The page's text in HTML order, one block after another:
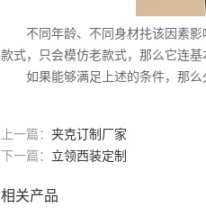
不同年龄、不同身材扥该因素影
款式，只会模仿老款式，那么它连基
如果能够满足上述的条件，那么
上一篇： 夹克订制厂家
下一篇： 立领西装定制
相关产品